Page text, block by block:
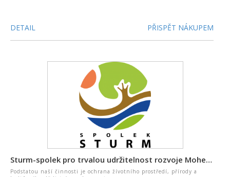
DETAIL PŘISPĚT NÁKUPEM
Sturm-spolek pro trvalou udržitelnost rozvoje Mohelnicka
Podstatou naší činnosti je ochrana žívotního prostředí, přírody a